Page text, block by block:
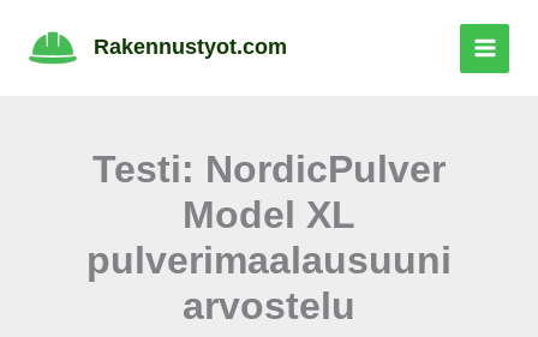
sisältöön
Rakennustyot.com
Testi: NordicPulver
Model XL
pulverimaalausuuni
arvostelu